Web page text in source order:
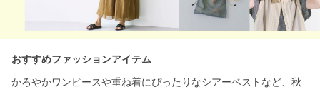
おすすめファッションアイテム
かろやかワンピースや重ね着にぴったりなシアーベストなど、秋